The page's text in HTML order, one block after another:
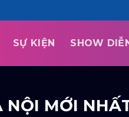
SỰ KIỆN SHOW
NỘI MỚI